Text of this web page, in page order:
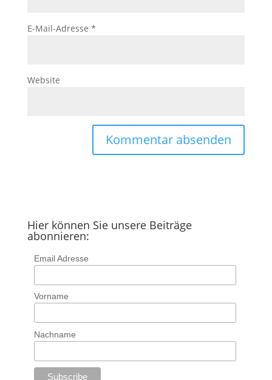
E-Mail-Adresse *
Website
Hier können Sie unsere Beiträge
abonnieren:
Email Adresse
Vorname
Nachname